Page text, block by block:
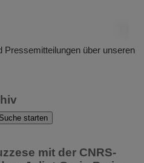
Pressemitteilungen über unseren
mit der CNRS-